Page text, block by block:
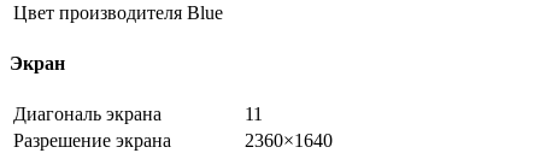
Цвет производителя Blue
Экран
Диагональ экрана
11
Разрешение экрана
2360×1640